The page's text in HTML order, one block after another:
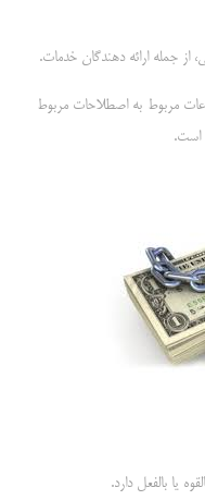
از جمله ارائه دهندگان خدمات.
مربوط به اصطلاحات مربوط
یا بالفعل دارد.